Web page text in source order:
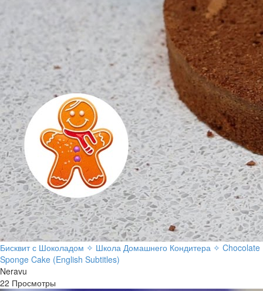
Бисквит с Шоколадом ✧ Школа Домашнего Кондитера ✧ Chocolate
Sponge Cake (English Subtitles)
Neravu
22 Просмотры